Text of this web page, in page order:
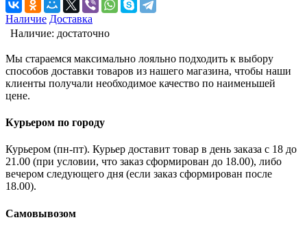
Наличие Доставка
Наличие: достаточно
Мы стараемся максимально лояльно подходить к выбору
способов доставки товаров из нашего магазина, чтобы наши
клиенты получали необходимое качество по наименьшей
цене.
Курьером по городу
Курьером (пн-пт). Курьер доставит товар в день заказа с 18 до
21.00 (при условии, что заказ сформирован до 18.00), либо
вечером следующего дня (если заказ сформирован после
18.00).
Самовывозом